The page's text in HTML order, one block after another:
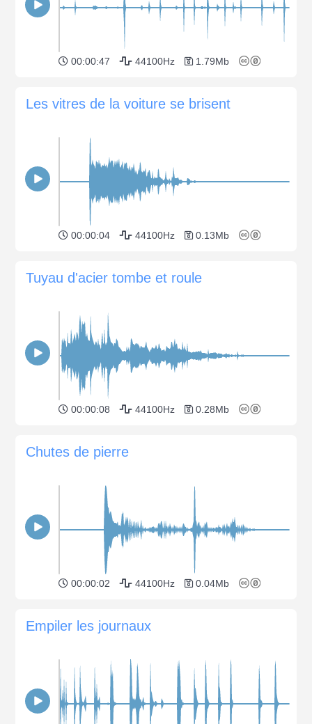
00:00:47 44100Hz 1.79Mb
Les vitres de la voiture se brisent
00:00:04 44100Hz 0.13Mb
Tuyau d'acier tombe et roule
00:00:08 44100Hz 0.28Mb
Chutes de pierre
00:00:02 44100Hz 0.04Mb
Empiler les journaux